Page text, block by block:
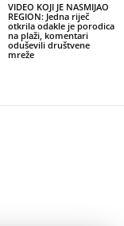
VIDEO KOJI JE NASMIJAO
REGION: Jedna riječ
otkrila odakle je porodica
na plaži, komentari
oduševili društvene
mreže